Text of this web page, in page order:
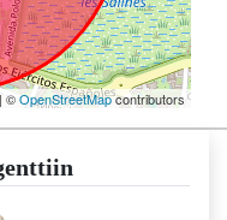
| ©OpenStreetMapcontributors